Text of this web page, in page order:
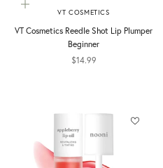
加入購物車
VT COSMETICS
VT Cosmetics Reedle Shot Lip Plumper
Beginner
促銷價
$14.99